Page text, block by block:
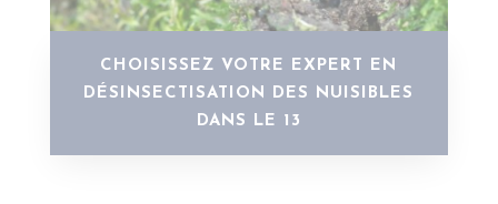
CHOISISSEZ VOTRE EXPERT EN
DÉSINSECTISATION DES NUISIBLES
DANS LE 13